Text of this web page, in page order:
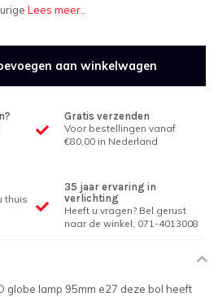
Lees meer..
aan winkelwagen
Gratis verzenden
Voor bestellingen vanaf
€80,00 in Nederland
thuis
35 jaar ervaring in
verlichting
Heeft u vragen? Bel gerust
naar de winkel; 071-4013008
globe lamp 95mm e27 deze bol heeft